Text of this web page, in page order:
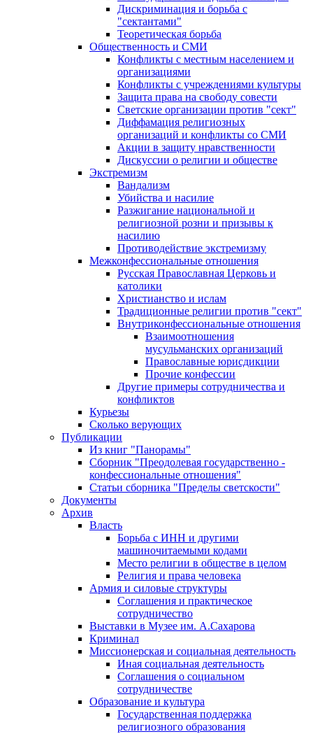
Дискриминация и борьба с
"сектантами"
Теоретическая борьба
Общественность и СМИ
Конфликты с местным населением и
организациями
Конфликты с учреждениями культуры
Защита права на свободу совести
Светские организации против "сект"
Диффамация религиозных
организаций и конфликты со СМИ
Акции в защиту нравственности
Дискуссии о религии и обществе
Экстремизм
Вандализм
Убийства и насилие
Разжигание национальной и
религиозной розни и призывы к
насилию
Противодействие экстремизму
Межконфессиональные отношения
Русская Православная Церковь и
католики
Христианство и ислам
Традиционные религии против "сект"
Внутриконфессиональные отношения
Взаимоотношения
мусульманских организаций
Православные юрисдикции
Прочие конфессии
Другие примеры сотрудничества и
конфликтов
Курьезы
Сколько верующих
Публикации
Из книг "Панорамы"
Сборник "Преодолевая государственно -
конфессиональные отношения"
Статьи сборника "Пределы светскости"
Документы
Архив
Власть
Борьба с ИНН и другими
машиночитаемыми кодами
Место религии в обществе в целом
Религия и права человека
Армия и силовые структуры
Соглашения и практическое
сотрудничество
Выставки в Музее им. А.Сахарова
Криминал
Миссионерская и социальная деятельность
Иная социальная деятельность
Соглашения о социальном
сотрудничестве
Образование и культура
Государственная поддержка
религиозного образования